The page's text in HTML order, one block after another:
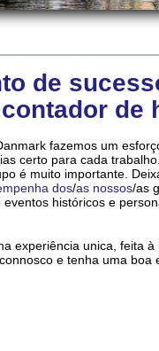
de
de
fazemos um
certo para cada
é muito importante.
dos/as nossos/as
históricos e
experiência unica, feita
e tenha uma boa